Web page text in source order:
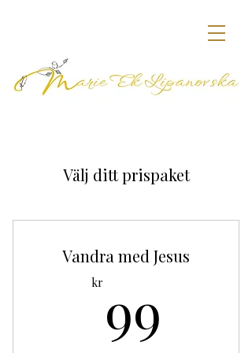
Välj ditt prispaket
Vandra med Jesus
kr 99